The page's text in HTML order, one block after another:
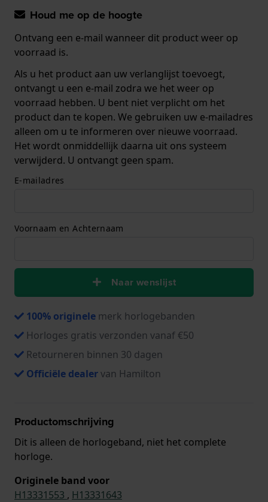
Houd me op de hoogte
Ontvang een e-mail wanneer dit product weer op
voorraad is.
Als u het product aan uw verlanglijst toevoegt,
ontvangt u een e-mail zodra we het weer op
voorraad hebben. U bent niet verplicht om het
product dan te kopen. We gebruiken uw e-mailadres
alleen om u te informeren over nieuwe voorraad.
Het wordt onmiddellijk daarna uit ons systeem
verwijderd. U ontvangt geen spam.
E-mailadres
Voornaam en Achternaam
Naar wenslijst
100% originele merk horlogebanden
Horloges gratis verzonden vanaf €50
Retourneren binnen 30 dagen
Officiële dealervan Hamilton
Productomschrijving
Dit is alleen de horlogeband, niet het complete
horloge.
Originele band voor
H13331553 , H13331643